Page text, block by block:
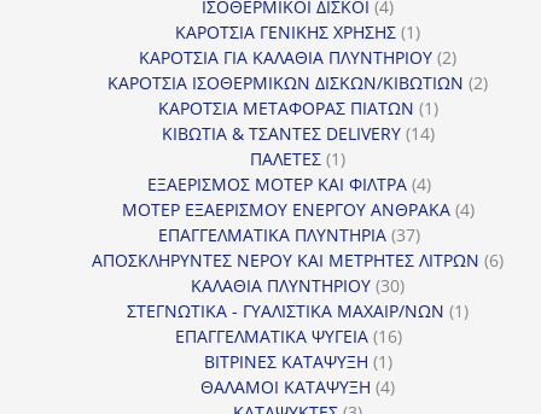
ΙΣΟΘΕΡΜΙΚΟΙ ΔΙΣΚΟΙ 44
προϊόντα
ΚΑΡΟΤΣΙΑ ΓΕΝΙΚΗΣ ΧΡΗΣΗΣ 11
προϊόν
ΚΑΡΟΤΣΙΑ ΓΙΑ ΚΑΛΑΘΙΑ ΠΛΥΝΤΗΡΙΟΥ 22
προϊόντα
ΚΑΡΟΤΣΙΑ ΙΣΟΘΕΡΜΙΚΩΝ ΔΙΣΚΩΝ/ΚΙΒΩΤΙΩΝ 22
ΚΑΡΟΤΣΙΑ ΜΕΤΑΦΟΡΑΣ ΠΙΑΤΩΝ 11
προϊόν
ΚΙΒΩΤΙΑ & ΤΣΑΝΤΕΣ DELIVERY 1414
ΠΑΛΕΤΕΣ 11
προϊόν
ΕΞΑΕΡΙΣΜΟΣ ΜΟΤΕΡ ΚΑΙ ΦΙΛΤΡΑ 44
προϊόντα
ΜΟΤΕΡ ΕΞΑΕΡΙΣΜΟΥ ΕΝΕΡΓΟΥ ΑΝΘΡΑΚΑ 44
ΕΠΑΓΓΕΛΜΑΤΙΚΑ ΠΛΥΝΤΗΡΙΑ 3737
προϊόντα
ΑΠΟΣΚΛΗΡΥΝΤΕΣ ΝΕΡΟΥ ΚΑΙ ΜΕΤΡΗΤΕΣ ΛΙΤΡΩΝ 66
ΚΑΛΑΘΙΑ ΠΛΥΝΤΗΡΙΟΥ 3030
προϊόντα
ΣΤΕΓΝΩΤΙΚΑ - ΓΥΑΛΙΣΤΙΚΑ ΜΑΧΑΙΡ/ΝΩΝ 11
ΕΠΑΓΓΕΛΜΑΤΙΚΑ ΨΥΓΕΙΑ 1616
ΒΙΤΡΙΝΕΣ ΚΑΤΑΨΥΞΗ 11
προϊόν
ΘΑΛΑΜΟΙ ΚΑΤΑΨΥΞΗ 44